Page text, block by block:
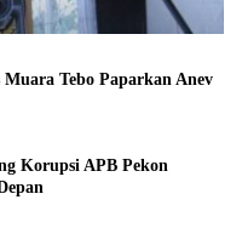
Tebo Paparkan Anev
Korupsi APB Pekon